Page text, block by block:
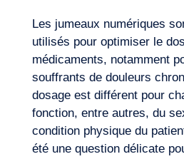
Les jumeaux numériques
utilisés pour optimiser le
médicaments, notamment
souffrants de douleurs
dosage est différent pour
fonction, entre autres, du
condition physique du
été une question délicate